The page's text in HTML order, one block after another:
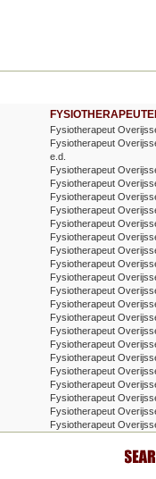
Fysiotherapeut
Fysiotherapeut
e.d.
Fysiotherapeut
Fysiotherapeut
Fysiotherapeut
Fysiotherapeut
Fysiotherapeut
Fysiotherapeut
Fysiotherapeut
Fysiotherapeut
Fysiotherapeut
Fysiotherapeut
Fysiotherapeut
Fysiotherapeut
Fysiotherapeut
Fysiotherapeut
Fysiotherapeut
Fysiotherapeut
Fysiotherapeut
Fysiotherapeut
Fysiotherapeut
Fysiotherapeut